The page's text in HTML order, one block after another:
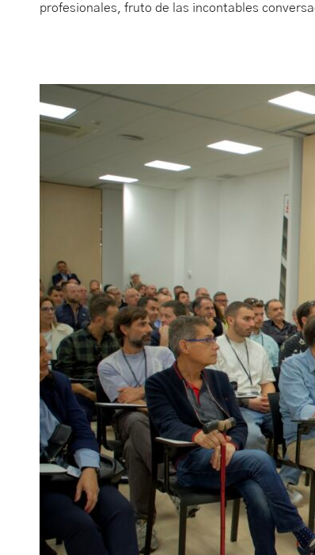
profesionales, fruto de las incontables